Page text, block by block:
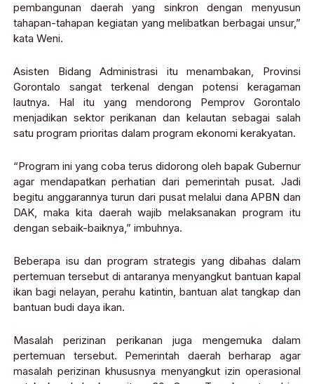
pembangunan daerah yang sinkron dengan menyusun
tahapan-tahapan kegiatan yang melibatkan berbagai unsur,”
kata Weni.
Asisten Bidang Administrasi itu menambakan, Provinsi
Gorontalo sangat terkenal dengan potensi keragaman
lautnya. Hal itu yang mendorong Pemprov Gorontalo
menjadikan sektor perikanan dan kelautan sebagai salah
satu program prioritas dalam program ekonomi kerakyatan.
“Program ini yang coba terus didorong oleh bapak Gubernur
agar mendapatkan perhatian dari pemerintah pusat. Jadi
begitu anggarannya turun dari pusat melalui dana APBN dan
DAK, maka kita daerah wajib melaksanakan program itu
dengan sebaik-baiknya,” imbuhnya.
Beberapa isu dan program strategis yang dibahas dalam
pertemuan tersebut di antaranya menyangkut bantuan kapal
ikan bagi nelayan, perahu katintin, bantuan alat tangkap dan
bantuan budi daya ikan.
Masalah perizinan perikanan juga mengemuka dalam
pertemuan tersebut. Pemerintah daerah berharap agar
masalah perizinan khususnya menyangkut izin operasional